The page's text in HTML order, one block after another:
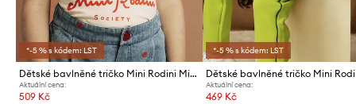
*-5 % s kódem: LST
Dětské bavlněné tričko Mini Rodini Mini Rodini society
Aktuální cena:
509 Kč
*-5 % s kódem: LST
Aktuální cena:
469 Kč